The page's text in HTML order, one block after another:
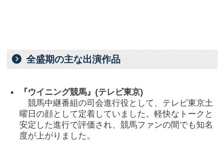
全盛期の主な出演作品
『ウイニング競馬』(テレビ東京)
競馬中継番組の司会進行役 として、 テレビ東京土
曜日の顔として定着してい ま した。 軽快な トーク と
安定 した進行で評価さ れ、 競馬ファンの間でも知名
度が 上がり ま した。